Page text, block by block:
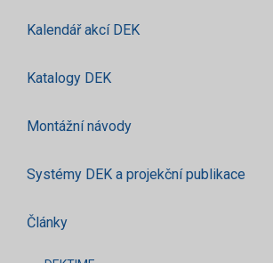
Kalendář akcí DEK
Katalogy DEK
Montážní návody
Systémy DEK a projekční publikace
Články